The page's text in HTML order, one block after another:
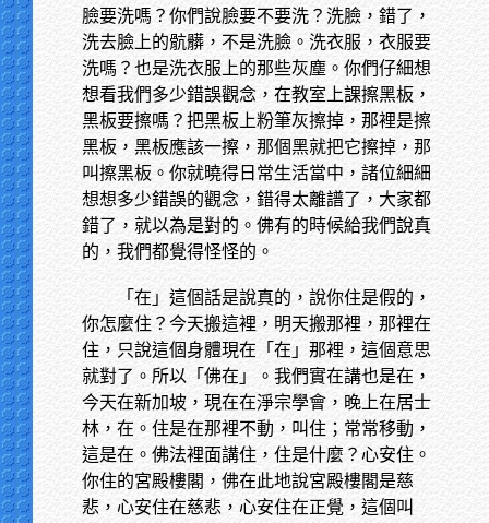
臉要洗嗎？你們說臉要不要洗？洗臉，錯了，
洗去臉上的骯髒，不是洗臉。洗衣服，衣服要
洗嗎？也是洗衣服上的那些灰塵。你們仔細想
想看我們多少錯誤觀念，在教室上課擦黑板，
黑板要擦嗎？把黑板上粉筆灰擦掉，那裡是擦
黑板，黑板應該一擦，那個黑就把它擦掉，那
叫擦黑板。你就曉得日常生活當中，諸位細細
想想多少錯誤的觀念，錯得太離譜了，大家都
錯了，就以為是對的。佛有的時候給我們說真
的，我們都覺得怪怪的。
「在」這個話是說真的，說你住是假的，
你怎麼住？今天搬這裡，明天搬那裡，那裡在
住，只說這個身體現在「在」那裡，這個意思
就對了。所以「佛在」。我們實在講也是在，
今天在新加坡，現在在淨宗學會，晚上在居士
林，在。住是在那裡不動，叫住；常常移動，
這是在。佛法裡面講住，住是什麼？心安住。
你住的宮殿樓閣，佛在此地說宮殿樓閣是慈
悲，心安住在慈悲，心安住在正覺，這個叫